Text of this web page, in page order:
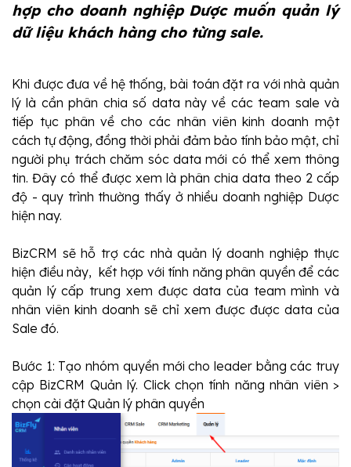
hợp cho doanh nghiệp Dược muốn quản lý
dữ liệu khách hàng cho từng sale.
Khi được đưa về hệ thống, bài toán đặt ra với nhà quản
lý là cần phân chia số data này về các team sale và
tiếp tục phân về cho các nhân viên kinh doanh một
cách tự động, đồng thời phải đảm bảo tính bảo mật, chỉ
người phụ trách chăm sóc data mới có thể xem thông
tin. Đây có thể được xem là phân chia data theo 2 cấp
độ - quy trình thường thấy ở nhiều doanh nghiệp Dược
hiện nay.
BizCRM sẽ hỗ trợ các nhà quản lý doanh nghiệp thực
hiện điều này,  kết hợp với tính năng phân quyền để các
quản lý cấp trung xem được data của team mình và
nhân viên kinh doanh sẽ chỉ xem được được data của
Sale đó.
Bước 1: Tạo nhóm quyền mới cho leader bằng các truy
cập BizCRM Quản lý. Click chọn tính năng nhân viên >
chọn cài đặt Quản lý phân quyền